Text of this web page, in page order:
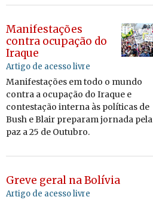
Manifestações
contra ocupação do
Iraque
Artigo de acesso livre
Manifestações em todo o mundo
contra a ocupação do Iraque e
contestação interna às políticas de
Bush e Blair preparam jornada pela
paz a 25 de Outubro.
Greve geral na Bolívia
Artigo de acesso livre